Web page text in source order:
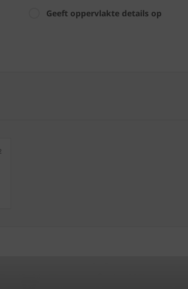
Geeft oppervlakte details op